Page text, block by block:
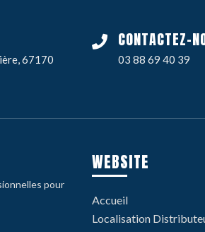
67170
CONTACTEZ-
03 88 69 40 39
pour
WEBSITE
Accueil
Localisation